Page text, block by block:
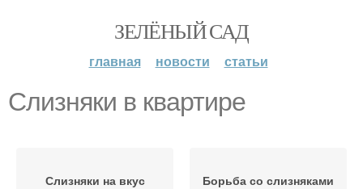
ЗЕЛЁНЫЙ САД
главная новости статьи
Слизняки в квартире
Слизняки на вкус Борьба со слизняками